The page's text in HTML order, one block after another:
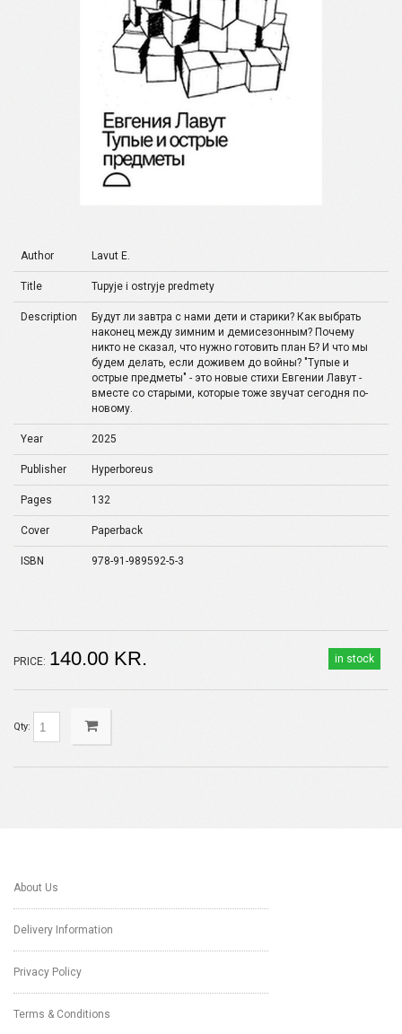
Author Lavut E.
Title Tupyje i ostryje predmety
Description
Будут ли завтра с нами дети и старики? Как выбрать
наконец между зимним и демисезонным? Почему
никто не сказал, что нужно готовить план Б? И что мы
будем делать, если доживем до войны? "Тупые и
острые предметы" - это новые стихи Евгении Лавут -
вместе со старыми, которые тоже звучат сегодня по-
новому.
Year 2025
Publisher Hyperboreus
Pages 132
Cover Paperback
ISBN 978-91-989592-5-3
in stock
PRICE: 140.00 KR.
Qty:
About Us
Delivery Information
Privacy Policy
Terms & Conditions